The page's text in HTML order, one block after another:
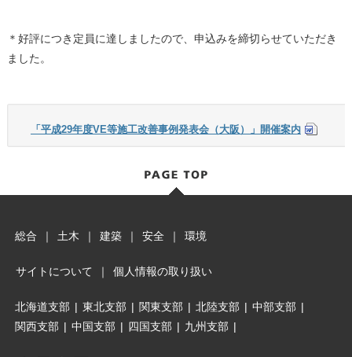
＊好評につき定員に達しましたので、申込みを締切らせていただき
ました。
「平成29年度VE等施工改善事例発表会（大阪）」開催案内
総合 ｜ 土木 ｜ 建築 ｜ 安全 ｜ 環境
サイトについて ｜ 個人情報の取り扱い
北海道支部 | 東北支部 | 関東支部 | 北陸支部 | 中部支部 |
関西支部 | 中国支部 | 四国支部 | 九州支部 |